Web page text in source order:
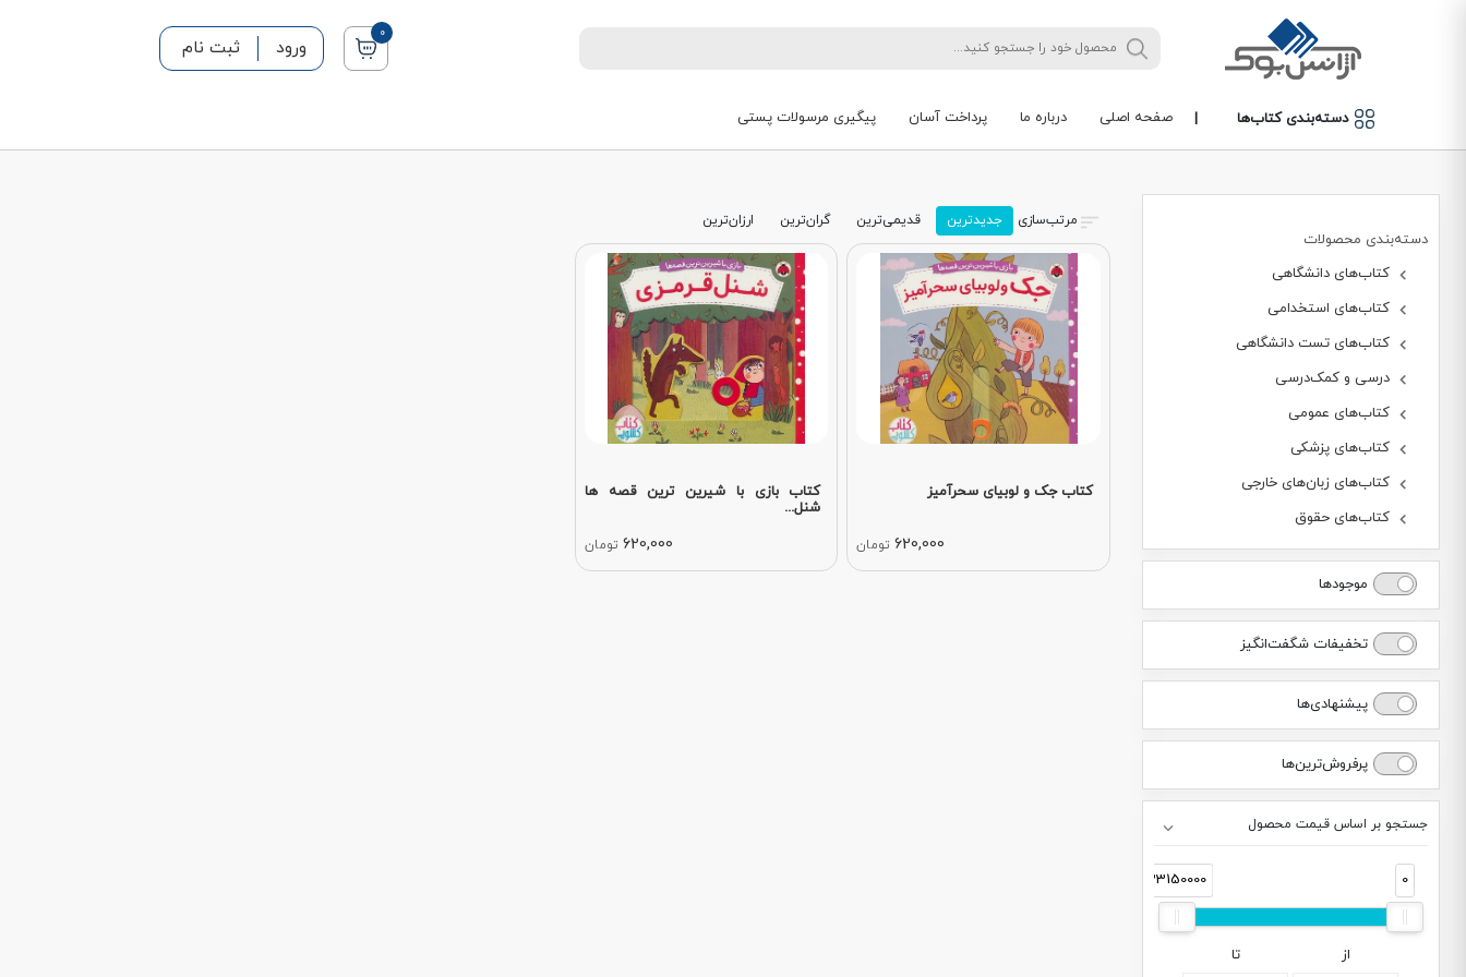
0
ورود ثبت نام
دسته‌بندی کتاب‌ها | صفحه اصلی درباره ما پرداخت آسان پیگیری مرسولات پستی
دسته‌بندی محصولات
کتاب‌های دانشگاهی
کتاب‌های استخدامی
کتاب‌های تست دانشگاهی
درسی و کمک‌درسی
کتاب‌های عمومی
کتاب‌های پزشکی
کتاب‌های زبان‌های خارجی
کتاب‌های حقوق
موجودها
تخفیفات شگفت‌انگیز
پیشنهادی‌ها
پرفروش‌ترین‌ها
جستجو بر اساس قیمت محصول
0
33150000
از تا
مرتب‌سازی جدیدترین قدیمی‌ترین گران‌ترین ارزان‌ترین
کتاب جک و لوبیای سحرآمیز
620,000 تومان
کتاب بازی با شیرین ترین قصه ها
شنل...
620,000 تومان